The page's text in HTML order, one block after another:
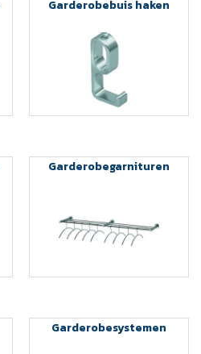
Garderobebuis haken
Garderobegarnituren
Garderobesystemen